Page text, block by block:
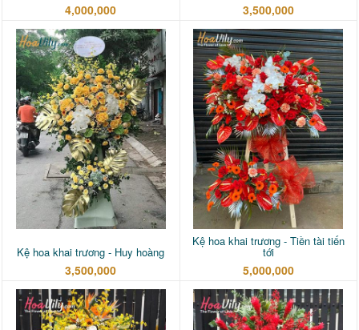
4,000,000 3,500,000
Kệ hoa khai trương - Huy hoàng
3,500,000
Kệ hoa khai trương - Tiền tài tiến
tới
5,000,000